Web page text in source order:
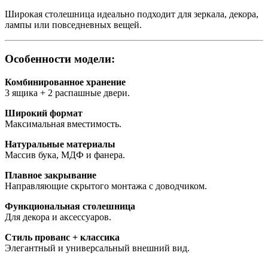
Широкая столешница идеально подходит для зеркала, декора,
лампы или повседневных вещей.
Особенности модели:
Комбинированное хранение
3 ящика + 2 распашные двери.
Широкий формат
Максимальная вместимость.
Натуральные материалы
Массив бука, МДФ и фанера.
Плавное закрывание
Направляющие скрытого монтажа с доводчиком.
Функциональная столешница
Для декора и аксессуаров.
Стиль прованс + классика
Элегантный и универсальный внешний вид.